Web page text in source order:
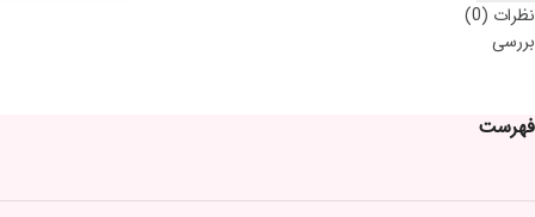
نظرات (0)
بررسی
فهرست